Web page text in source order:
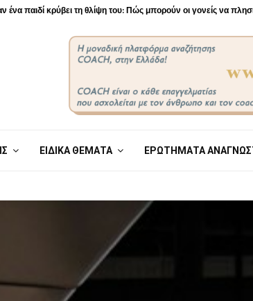
ένα παιδί κρύβει τη θλίψη του: Πώς μπορούν οι γονείς να
ΕΙΔΙΚΑ ΘΕΜΑΤΑ ΕΡΩΤΗΜΑΤΑ